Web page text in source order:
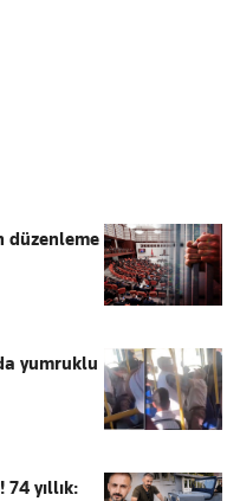
düzenleme
yumruklu
74 yıllık: